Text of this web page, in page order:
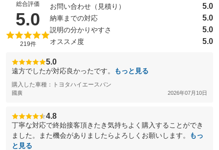
総合評価
5.0 （5点満点中）
219件
お問い合わせ（見積り） 5.0
納車までの対応 5.0
説明の分かりやすさ 5.0
オススメ度 5.0
5.0
遠方でしたが対応良かったです。 もっと見る
購入した車種：トヨタハイエースバン
國廣 2026年07月10日
4.8
丁寧な対応で終始接客頂きたき気持ちよく購入することができ
ました。また機会がありましたらよろしくお願いします。
もっ
と見る